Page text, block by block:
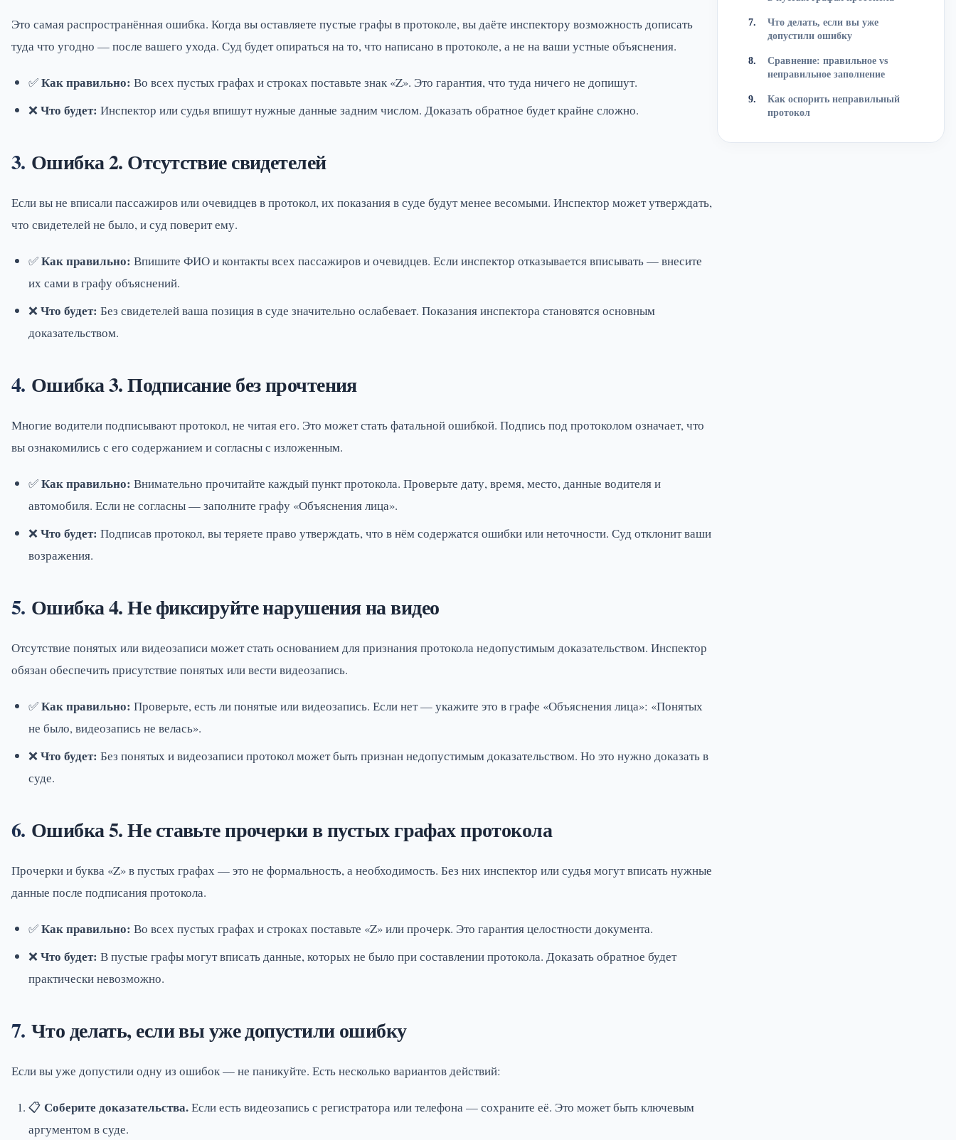
Это самая распространённая ошибка. Когда вы оставляете пустые графы в протоколе, вы даёте инспектору возможность дописать
туда что угодно — после вашего ухода. Суд будет опираться на то, что написано в протоколе, а не на ваши устные объяснения.
✅Как правильно: Во всех пустых графах и строках поставьте знак «Z». Это гарантия, что туда ничего не допишут.
❌Что будет: Инспектор или судья впишут нужные данные задним числом. Доказать обратное будет крайне сложно.
Ошибка 2. Отсутствие свидетелей
Если вы не вписали пассажиров или очевидцев в протокол, их показания в суде будут менее весомыми. Инспектор может утверждать,
что свидетелей не было, и суд поверит ему.
✅Как правильно: Впишите ФИО и контакты всех пассажиров и очевидцев. Если инспектор отказывается вписывать — внесите
их сами в графу объяснений.
❌Что будет: Без свидетелей ваша позиция в суде значительно ослабевает. Показания инспектора становятся основным
доказательством.
Ошибка 3. Подписание без прочтения
Многие водители подписывают протокол, не читая его. Это может стать фатальной ошибкой. Подпись под протоколом означает, что
вы ознакомились с его содержанием и согласны с изложенным.
✅Как правильно: Внимательно прочитайте каждый пункт протокола. Проверьте дату, время, место, данные водителя и
автомобиля. Если не согласны — заполните графу «Объяснения лица».
❌Что будет: Подписав протокол, вы теряете право утверждать, что в нём содержатся ошибки или неточности. Суд отклонит ваши
возражения.
Ошибка 4. Не фиксируйте нарушения на видео
Отсутствие понятых или видеозаписи может стать основанием для признания протокола недопустимым доказательством. Инспектор
обязан обеспечить присутствие понятых или вести видеозапись.
✅Как правильно: Проверьте, есть ли понятые или видеозапись. Если нет — укажите это в графе «Объяснения лица»: «Понятых
не было, видеозапись не велась».
❌Что будет: Без понятых и видеозаписи протокол может быть признан недопустимым доказательством. Но это нужно доказать в
суде.
Ошибка 5. Не ставьте прочерки в пустых графах протокола
Прочерки и буква «Z» в пустых графах — это не формальность, а необходимость. Без них инспектор или судья могут вписать нужные
данные после подписания протокола.
✅Как правильно: Во всех пустых графах и строках поставьте «Z» или прочерк. Это гарантия целостности документа.
❌Что будет: В пустые графы могут вписать данные, которых не было при составлении протокола. Доказать обратное будет
практически невозможно.
Что делать, если вы уже допустили ошибку
Если вы уже допустили одну из ошибок — не паникуйте. Есть несколько вариантов действий:
📋 Соберите доказательства.Если есть видеозапись с регистратора или телефона — сохраните её. Это может быть ключевым
аргументом в суде.
Что делать, если вы уже
допустили ошибку
Сравнение: правильное vs
неправильное заполнение
Как оспорить неправильный
протокол